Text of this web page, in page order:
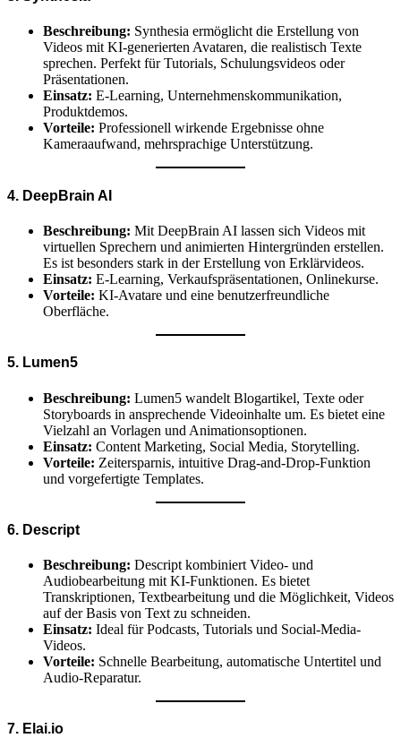
Beschreibung: Synthesia ermöglicht die Erstellung von
Videos mit KI-generierten Avataren, die realistisch Texte
sprechen. Perfekt für Tutorials, Schulungsvideos oder
Präsentationen.
Einsatz: E-Learning, Unternehmenskommunikation,
Produktdemos.
Vorteile: Professionell wirkende Ergebnisse ohne
Kameraaufwand, mehrsprachige Unterstützung.
4. DeepBrain AI
Beschreibung: Mit DeepBrain AI lassen sich Videos mit
virtuellen Sprechern und animierten Hintergründen erstellen.
Es ist besonders stark in der Erstellung von Erklärvideos.
Einsatz: E-Learning, Verkaufspräsentationen, Onlinekurse.
Vorteile: KI-Avatare und eine benutzerfreundliche
Oberfläche.
5. Lumen5
Beschreibung: Lumen5 wandelt Blogartikel, Texte oder
Storyboards in ansprechende Videoinhalte um. Es bietet eine
Vielzahl an Vorlagen und Animationsoptionen.
Einsatz: Content Marketing, Social Media, Storytelling.
Vorteile: Zeitersparnis, intuitive Drag-and-Drop-Funktion
und vorgefertigte Templates.
6. Descript
Beschreibung: Descript kombiniert Video- und
Audiobearbeitung mit KI-Funktionen. Es bietet
Transkriptionen, Textbearbeitung und die Möglichkeit, Videos
auf der Basis von Text zu schneiden.
Einsatz: Ideal für Podcasts, Tutorials und Social-Media-
Videos.
Vorteile: Schnelle Bearbeitung, automatische Untertitel und
Audio-Reparatur.
7. Elai.io